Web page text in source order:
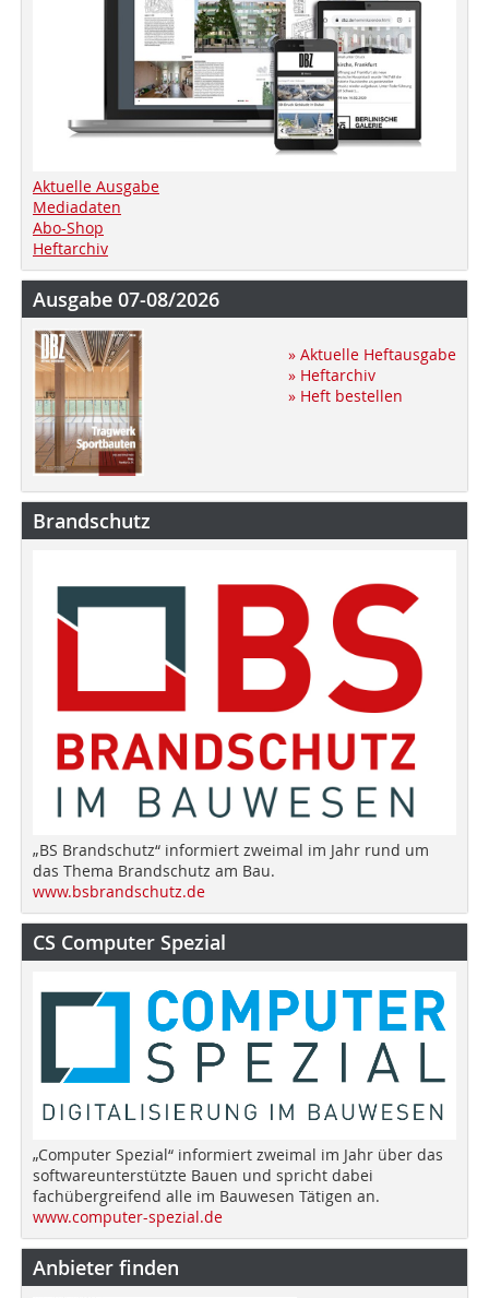
Aktuelle Ausgabe
Mediadaten
Abo-Shop
Heftarchiv
Ausgabe 07-08/2026
» Aktuelle Heftausgabe
» Heftarchiv
» Heft bestellen
Brandschutz
„BS Brandschutz“ informiert zweimal im Jahr rund um
das Thema Brandschutz am Bau.
www.bsbrandschutz.de
CS Computer Spezial
„Computer Spezial“ informiert zweimal im Jahr über das
softwareunterstützte Bauen und spricht dabei
fachübergreifend alle im Bauwesen Tätigen an.
www.computer-spezial.de
Anbieter finden